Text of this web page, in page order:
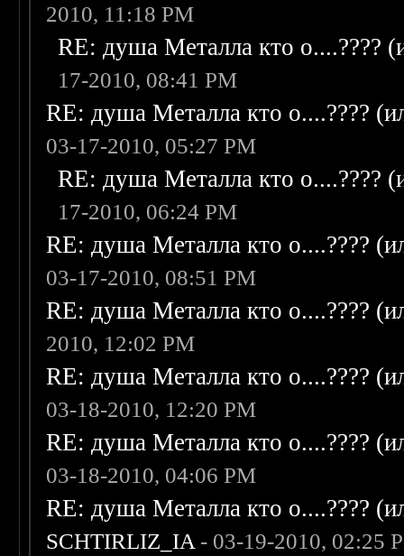
2010, 11:18 PM
RE: душа Металла кто о....????
17-2010, 08:41 PM
RE: душа Металла кто о....????
03-17-2010, 05:27 PM
RE: душа Металла кто о....????
17-2010, 06:24 PM
RE: душа Металла кто о....????
03-17-2010, 08:51 PM
RE: душа Металла кто о....????
2010, 12:02 PM
RE: душа Металла кто о....????
03-18-2010, 12:20 PM
RE: душа Металла кто о....????
03-18-2010, 04:06 PM
RE: душа Металла кто о....????
SCHTIRLIZ_IA - 03-19-2010, 02:25